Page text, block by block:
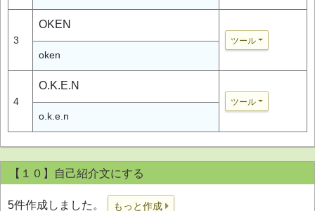
3
OKEN
ツール
oken
4
O.K.E.N
ツール
o.k.e.n
【１０】自己紹介文にする
5件作成しました。 もっと作成